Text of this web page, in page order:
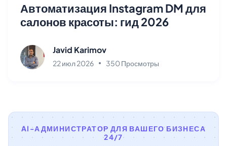
Автоматизация Instagram DM для
салонов красоты: гид 2026
Javid Karimov
22 июл 2026 350 Просмотры
AI-АДМИНИСТРАТОР ДЛЯ ВАШЕГО БИЗНЕСА
24/7